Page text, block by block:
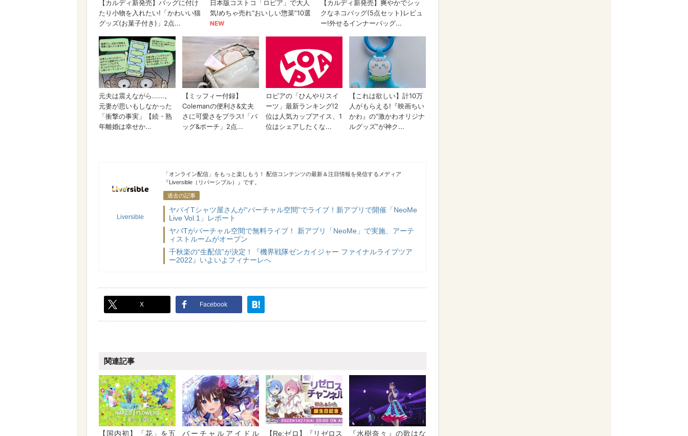
Liversible
Liversible
「オンライン配信」をもっと楽しもう！ 配信コンテンツの最新＆注目情報を発信するメディア
『Liversible（リバーシブル）』です。
過去の記事
ヤバイTシャツ屋さんが“バーチャル空間”でライブ！新アプリで開催「NeoMe
Live Vol.1」レポート
ヤバTがバーチャル空間で無料ライブ！ 新アプリ「NeoMe」で実施、アーテ
ィストルームがオープン
千秋楽の“生配信”が決定！『機界戦隊ゼンカイジャー ファイナルライブツア
ー2022』いよいよフィナーレへ
X Facebook
関連記事
【国内初】「花」を五 バーチャルアイドル 【Re:ゼロ】『リゼロス 『水樹奈々』の歌はな